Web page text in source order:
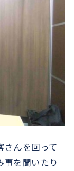
さんを回って
事を聞いたり